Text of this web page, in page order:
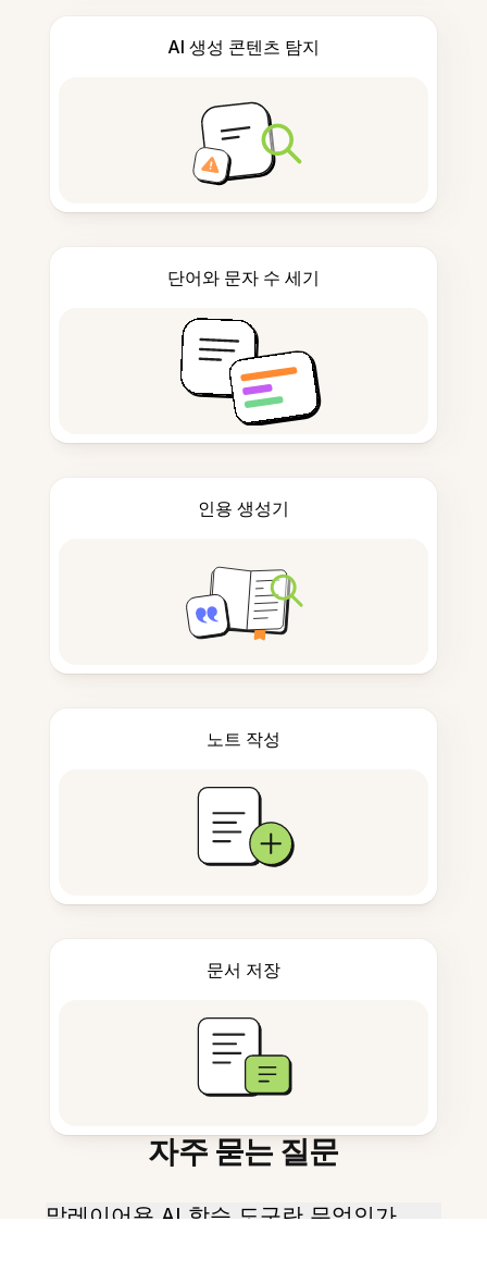
AI 생성 콘텐츠 탐지
단어와 문자 수 세기
인용 생성기
노트 작성
문서 저장
자주 묻는 질문
말레이어용 AI 학습 도구란 무엇인가